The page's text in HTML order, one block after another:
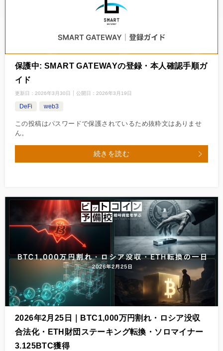
保護中: SMART GATEWAYの登録・本人確認手順ガ
イド
更新日： 2026年3月30日 公開日： 2026年3月19日
DeFi web3
この投稿はパスワードで保護されているため抜粋文はありませ
ん。
続きを読む
2026年2月25日｜BTC1,000万円割れ・ロシア没収
合法化・ETH財団ステーキング転換・ソロマイナー
3.125BTC獲得